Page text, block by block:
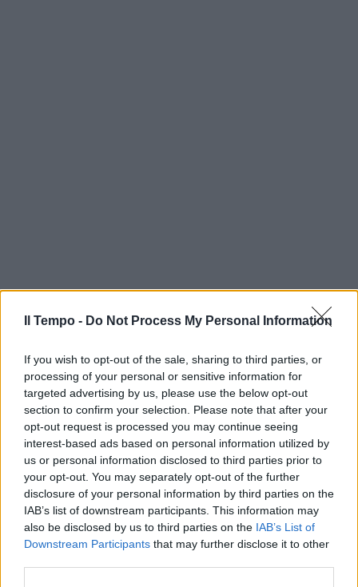
Il Tempo - Do Not Process My Personal Information
If you wish to opt-out of the sale, sharing to third parties, or
processing of your personal or sensitive information for
targeted advertising by us, please use the below opt-out
section to confirm your selection. Please note that after your
opt-out request is processed you may continue seeing
interest-based ads based on personal information utilized by
us or personal information disclosed to third parties prior to
your opt-out. You may separately opt-out of the further
disclosure of your personal information by third parties on the
IAB’s list of downstream participants. This information may
also be disclosed by us to third parties on the IAB’s List of
Downstream Participants that may further disclose it to other
In evidenza